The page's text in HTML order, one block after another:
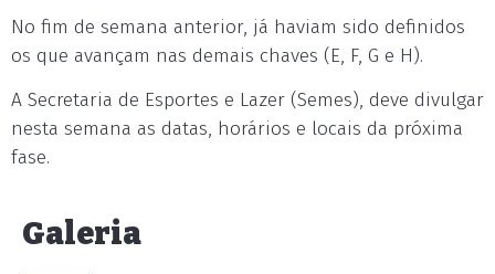
No fim de semana anterior, já haviam sido definidos
os que avançam nas demais chaves (E, F, G e H).
A Secretaria de Esportes e Lazer (Semes), deve divulgar
nesta semana as datas, horários e locais da próxima
fase.
Galeria